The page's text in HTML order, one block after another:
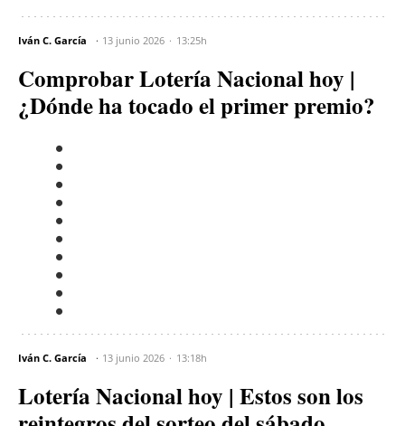
Iván C. García 13 junio 2026 13:25h
Comprobar Lotería Nacional hoy |
¿Dónde ha tocado el primer premio?
Iván C. García 13 junio 2026 13:18h
Lotería Nacional hoy | Estos son los